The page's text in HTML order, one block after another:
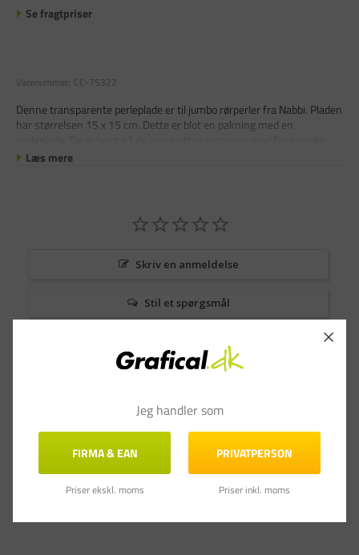
Se fragtpriser
Varenummer: CC-75322
Denne transparente perleplade er til jumbo rørperler fra Nabbi. Pladen
har størrelsen 15 x 15 cm. Dette er blot en pakning med en
Læs mere
Skriv en anmeldelse
Stil et spørgsmål
Jeg handler som
FIRMA & EAN
Priser ekskl. moms
PRIVATPERSON
Priser inkl. moms